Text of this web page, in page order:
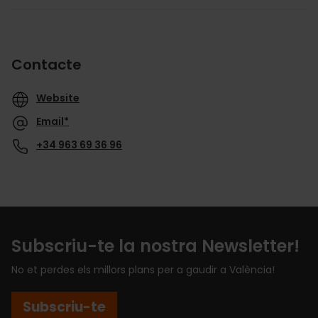
Contacte
Website
Email*
+34 963 69 36 96
Subscriu-te la nostra Newsletter!
No et perdes els millors plans per a gaudir a València!
Subscriu-te